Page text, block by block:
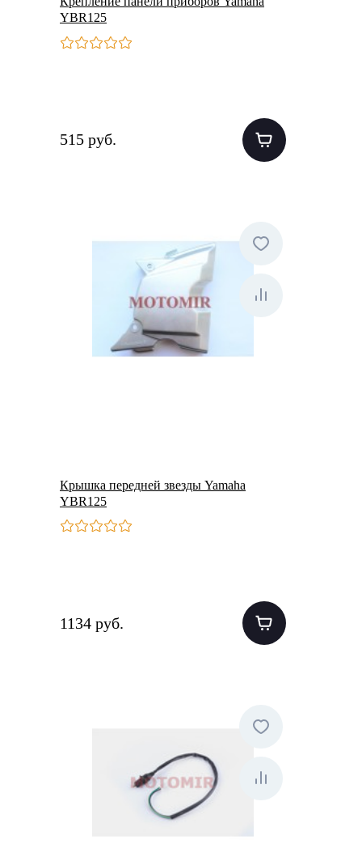
YBR125
515 руб.
Крышка передней звезды Yamaha
YBR125
1134 руб.